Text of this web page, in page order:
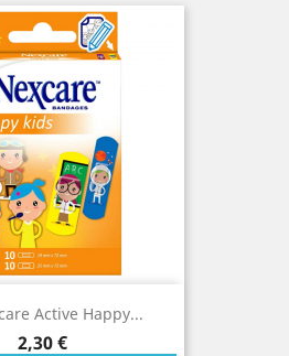
Active Happy...
Precio
2,30 €